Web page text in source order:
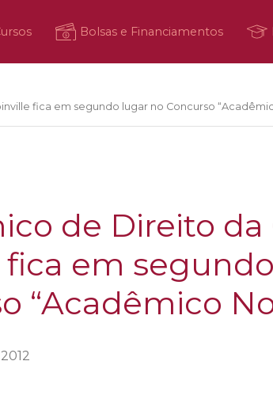
Bolsas e Financiamentos
fica em segundo lugar no Concurso
de Direito da
em
“Acadêmico